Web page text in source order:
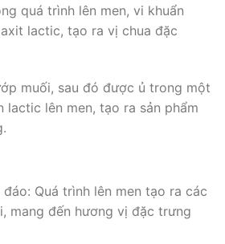
quá trình lên men, vi khuẩn
lactic, tạo ra vị chua đặc
muối, sau đó được ủ trong một
lactic lên men, tạo ra sản phẩm
Quá trình lên men tạo ra các
mang đến hương vị đặc trưng